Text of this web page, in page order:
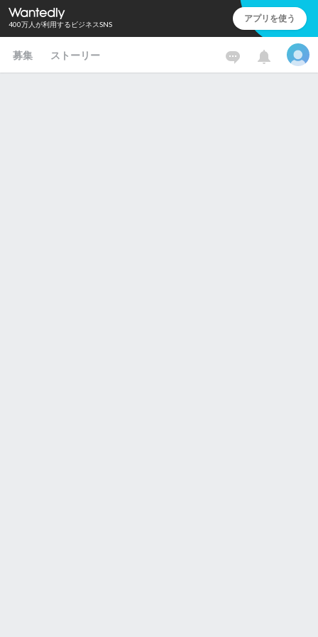
400万人が利用するビジネスSNS アプリを使う
募集 ストーリー